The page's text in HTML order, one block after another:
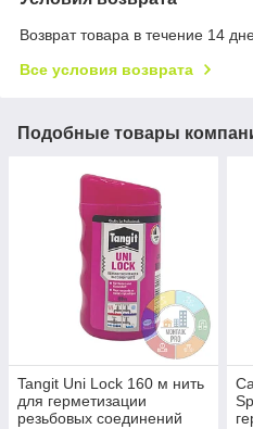
Возврат товара в течение 14
Все условия возврата
Подобные товары
Tangit Uni Lock 160 м нить
для герметизации
резьбовых соединений